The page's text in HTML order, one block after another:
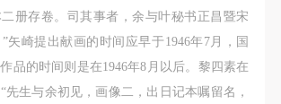
册存卷。司其事者，余与叶秘书正昌暨宋
矢崎提出献画的时间应早于1946年7月，国
品的时间则是在1946年8月以后。黎四素在
先生与余初见，画像二，出日记本嘱留名，